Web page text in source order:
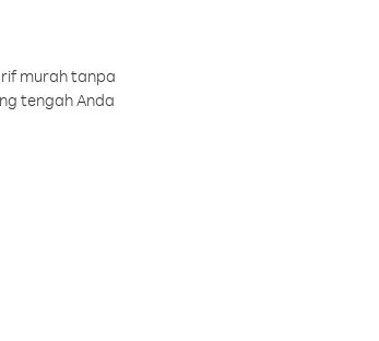
murah tanpa
tengah Anda